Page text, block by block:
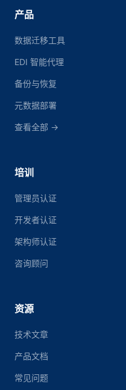
产品
数据迁移工具
EDI 智能代理
备份与恢复
元数据部署
查看全部 →
培训
管理员认证
开发者认证
架构师认证
咨询顾问
资源
技术文章
产品文档
常见问题